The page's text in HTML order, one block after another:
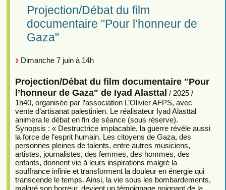
Projection/Débat du film
documentaire "Pour l’honneur de
Gaza"
Dimanche 7 juin à 14h
Projection/Débat du film documentaire "Pour
l’honneur de Gaza" de Iyad Alasttal / 2025 /
1h40, organisée par l’association L’Olivier AFPS, avec
vente d’artisanat palestinien. Le réalisateur Iyad Alasttal
animera le débat en fin de séance (sous réserve).
Synopsis : « Destructrice implacable, la guerre révèle aussi
la force de l’esprit humain. Les citoyens de Gaza, des
personnes pleines de talents, entre autres musiciens,
artistes, journalistes, des femmes, des hommes, des
enfants, donnent vie à leurs inspirations malgré la
souffrance infinie et transforment la douleur en énergie qui
transcende le temps. Ainsi, la vie sous les bombardements,
malgré son horreur, devient un témoignage poignant de la